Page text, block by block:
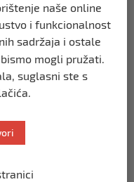
u zoološkom vrtu,
policiju: “Došli su
rata, Vojska
naše online
i funkcionalnost
sadržaja i ostale
mogli pružati.
suglasni ste s